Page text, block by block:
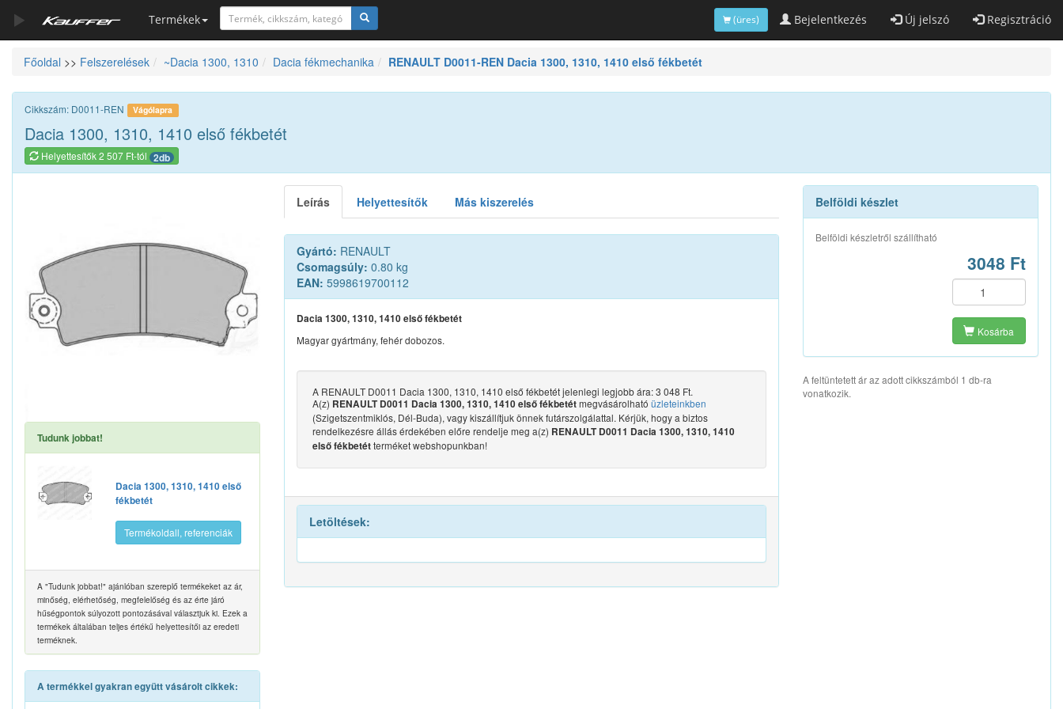
Termékek Bejelentkezés Új jelszó Regisztráció
(üres)
Szerszámkatalógus
Kosár
Alkatrészek
Főoldal >> Felszerelések ~Dacia 1300, 1310 Dacia fékmechanika RENAULT D0011-REN Dacia 1300, 1310, 1410 első fékbetét
Cikkszám: D0011-REN Vágólapra
Dacia 1300, 1310, 1410 első fékbetét
Helyettesítők 2 507 Ft-tól 2db
Tudunk jobbat!
Dacia 1300, 1310, 1410 első
fékbetét
Termékoldall, referenciák
A "Tudunk jobbat!" ajánlóban szereplő termékeket az ár,
minőség, elérhetőség, megfelelőség és az érte járó
hűségpontok súlyozott pontozásával választjuk ki. Ezek a
termékek általában teljes értékű helyettesítői az eredeti
terméknek.
A termékkel gyakran együtt vásárolt cikkek:
Leírás Helyettesítők Más kiszerelés
Gyártó: RENAULT
Csomagsúly: 0.80 kg
EAN: 5998619700112
Dacia 1300, 1310, 1410 első fékbetét
Magyar gyártmány, fehér dobozos.
A RENAULT D0011 Dacia 1300, 1310, 1410 első fékbetét jelenlegi legjobb ára: 3 048 Ft.
A(z) RENAULT D0011 Dacia 1300, 1310, 1410 első fékbetétmegvásárolható üzleteinkben
(Szigetszentmiklós, Dél-Buda), vagy kiszállítjuk önnek futárszolgálattal. Kérjük, hogy a biztos
rendelkezésre állás érdekében előre rendelje meg a(z) RENAULT D0011 Dacia 1300, 1310, 1410
első fékbetétterméket webshopunkban!
Letöltések:
Belföldi készlet
Belföldi készletről szállítható
3048 Ft
Kosárba
A feltüntetett ár az adott cikkszámból 1 db-ra
vonatkozik.